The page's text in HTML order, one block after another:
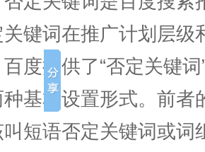
关键词在推广计划层级
度提供了“否定关键
种基本设置形式。前者
叫短语否定关键词或词